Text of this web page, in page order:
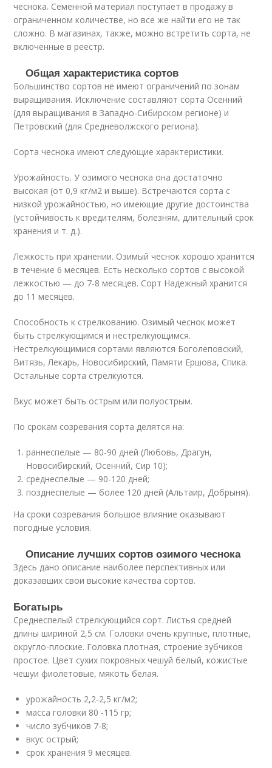
чеснока. Семенной материал поступает в продажу в
ограниченном количестве, но все же найти его не так
сложно. В магазинах, также, можно встретить сорта, не
включенные в реестр.
Общая характеристика сортов
Большинство сортов не имеют ограничений по зонам
выращивания. Исключение составляют сорта Осенний
(для выращивания в Западно-Сибирском регионе) и
Петровский (для Средневолжского региона).
Сорта чеснока имеют следующие характеристики.
Урожайность. У озимого чеснока она достаточно
высокая (от 0,9 кг/м2 и выше). Встречаются сорта с
низкой урожайностью, но имеющие другие достоинства
(устойчивость к вредителям, болезням, длительный срок
хранения и т. д.).
Лежкость при хранении. Озимый чеснок хорошо хранится
в течение 6 месяцев. Есть несколько сортов с высокой
лежкостью — до 7-8 месяцев. Сорт Надежный хранится
до 11 месяцев.
Способность к стрелкованию. Озимый чеснок может
быть стрелкующимся и нестрелкующимся.
Нестрелкующимися сортами являются Боголеповский,
Витязь, Лекарь, Новосибирский, Памяти Ершова, Спика.
Остальные сорта стрелкуются.
Вкус может быть острым или полуострым.
По срокам созревания сорта делятся на:
раннеспелые — 80-90 дней (Любовь, Драгун,
Новосибирский, Осенний, Сир 10);
среднеспелые — 90-120 дней;
позднеспелые — более 120 дней (Альтаир, Добрыня).
На сроки созревания большое влияние оказывают
погодные условия.
Описание лучших сортов озимого чеснока
Здесь дано описание наиболее перспективных или
доказавших свои высокие качества сортов.
Богатырь
Среднеспелый стрелкующийся сорт. Листья средней
длины шириной 2,5 см. Головки очень крупные, плотные,
округло-плоские. Головка плотная, строение зубчиков
простое. Цвет сухих покровных чешуй белый, кожистые
чешуи фиолетовые, мякоть белая.
урожайность 2,2-2,5 кг/м2;
масса головки 80 -115 гр;
число зубчиков 7-8;
вкус острый;
срок хранения 9 месяцев.